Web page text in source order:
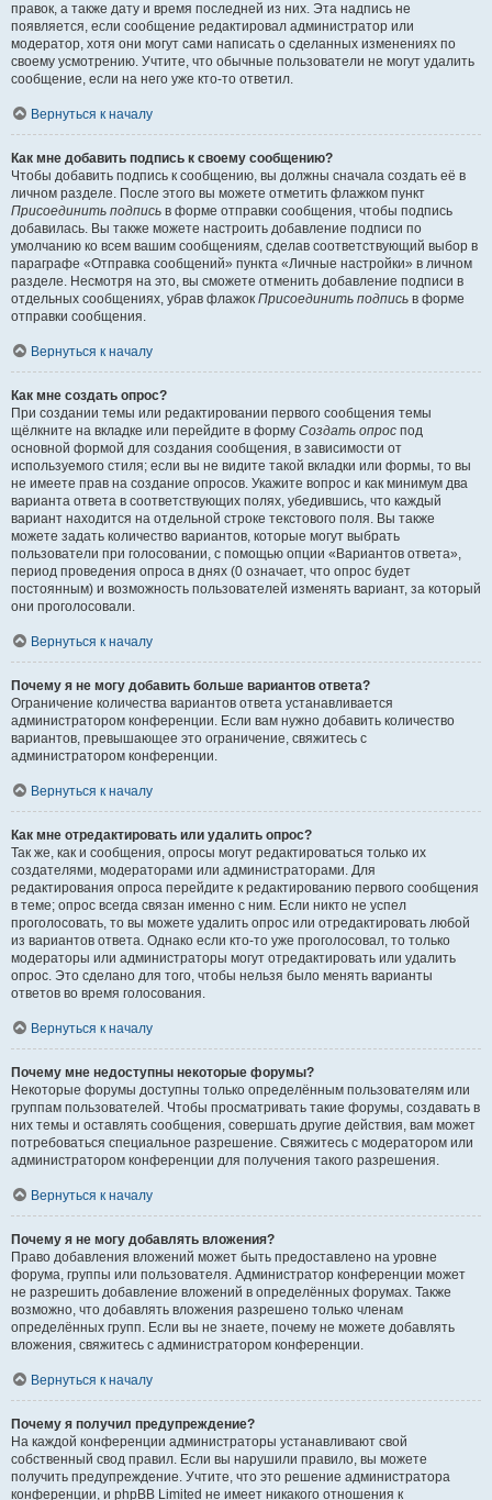
правок, а также дату и время последней из них. Эта надпись не
появляется, если сообщение редактировал администратор или
модератор, хотя они могут сами написать о сделанных изменениях по
своему усмотрению. Учтите, что обычные пользователи не могут удалить
сообщение, если на него уже кто-то ответил.
Вернуться к началу
Как мне добавить подпись к своему сообщению?
Чтобы добавить подпись к сообщению, вы должны сначала создать её в
личном разделе. После этого вы можете отметить флажком пункт
Присоединить подпись в форме отправки сообщения, чтобы подпись
добавилась. Вы также можете настроить добавление подписи по
умолчанию ко всем вашим сообщениям, сделав соответствующий выбор в
параграфе «Отправка сообщений» пункта «Личные настройки» в личном
разделе. Несмотря на это, вы сможете отменить добавление подписи в
отдельных сообщениях, убрав флажок Присоединить подпись в форме
отправки сообщения.
Вернуться к началу
Как мне создать опрос?
При создании темы или редактировании первого сообщения темы
щёлкните на вкладке или перейдите в форму Создать опрос под
основной формой для создания сообщения, в зависимости от
используемого стиля; если вы не видите такой вкладки или формы, то вы
не имеете прав на создание опросов. Укажите вопрос и как минимум два
варианта ответа в соответствующих полях, убедившись, что каждый
вариант находится на отдельной строке текстового поля. Вы также
можете задать количество вариантов, которые могут выбрать
пользователи при голосовании, с помощью опции «Вариантов ответа»,
период проведения опроса в днях (0 означает, что опрос будет
постоянным) и возможность пользователей изменять вариант, за который
они проголосовали.
Вернуться к началу
Почему я не могу добавить больше вариантов ответа?
Ограничение количества вариантов ответа устанавливается
администратором конференции. Если вам нужно добавить количество
вариантов, превышающее это ограничение, свяжитесь с
администратором конференции.
Вернуться к началу
Как мне отредактировать или удалить опрос?
Так же, как и сообщения, опросы могут редактироваться только их
создателями, модераторами или администраторами. Для
редактирования опроса перейдите к редактированию первого сообщения
в теме; опрос всегда связан именно с ним. Если никто не успел
проголосовать, то вы можете удалить опрос или отредактировать любой
из вариантов ответа. Однако если кто-то уже проголосовал, то только
модераторы или администраторы могут отредактировать или удалить
опрос. Это сделано для того, чтобы нельзя было менять варианты
ответов во время голосования.
Вернуться к началу
Почему мне недоступны некоторые форумы?
Некоторые форумы доступны только определённым пользователям или
группам пользователей. Чтобы просматривать такие форумы, создавать в
них темы и оставлять сообщения, совершать другие действия, вам может
потребоваться специальное разрешение. Свяжитесь с модератором или
администратором конференции для получения такого разрешения.
Вернуться к началу
Почему я не могу добавлять вложения?
Право добавления вложений может быть предоставлено на уровне
форума, группы или пользователя. Администратор конференции может
не разрешить добавление вложений в определённых форумах. Также
возможно, что добавлять вложения разрешено только членам
определённых групп. Если вы не знаете, почему не можете добавлять
вложения, свяжитесь с администратором конференции.
Вернуться к началу
Почему я получил предупреждение?
На каждой конференции администраторы устанавливают свой
собственный свод правил. Если вы нарушили правило, вы можете
получить предупреждение. Учтите, что это решение администратора
конференции, и phpBB Limited не имеет никакого отношения к